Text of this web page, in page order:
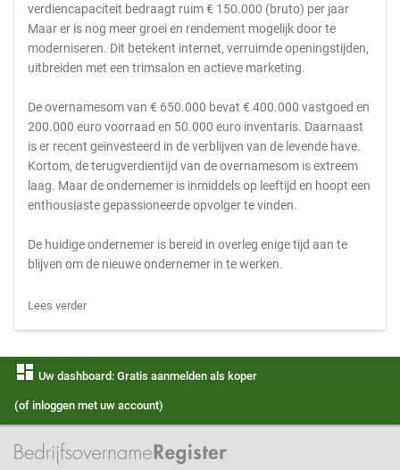
verdiencapaciteit bedraagt ruim € 150.000 (bruto) per jaar
Maar er is nog meer groei en rendement mogelijk door te
moderniseren. Dit betekent internet, verruimde openingstijden,
uitbreiden met een trimsalon en actieve marketing.
De overnamesom van € 650.000 bevat € 400.000 vastgoed en
200.000 euro voorraad en 50.000 euro inventaris. Daarnaast
is er recent geïnvesteerd in de verblijven van de levende have.
Kortom, de terugverdientijd van de overnamesom is extreem
laag. Maar de ondernemer is inmiddels op leeftijd en hoopt een
enthousiaste gepassioneerde opvolger te vinden.
De huidige ondernemer is bereid in overleg enige tijd aan te
blijven om de nieuwe ondernemer in te werken.
Lees verder
dashboard Uw dashboard: Gratis aanmelden als koper
(of inloggen met uw account)